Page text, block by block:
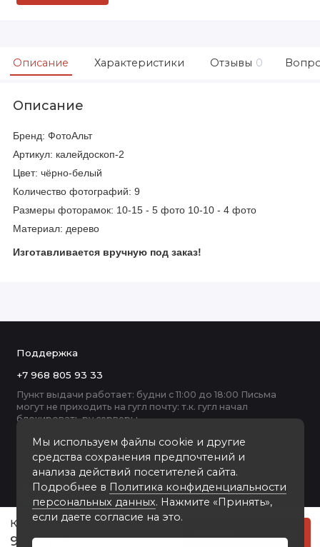
Калейдоскоп-1 деревянная мультирамка чёрно-рыжая
9000 руб
Описание Характеристики Отзывы 0
Описание
Бренд: ФотоАльт
Артикул: калейдоскоп-2
Цвет: чёрно-белый
Количество фотографий: 9
Размеры фоторамок: 10-15 - 5 фото 10-10 - 4 фото
Материал: дерево
Изготавливается вручную под заказ!
Мы используем файлы cookie и другие
средства сохранения предпочтений и
анализа действий посетителей сайта.
Подробнее в Политика конфиденциальности
персональных данных. Нажмите «Принять»,
если даете согласие на это.
Поддержка
+7 968 805 93 33
Пункт выдачи работает: будни с 11:00 до 18:00 Письма
могут не приходить на гугл почту: т.к. гугл начал
блокировать ру серверы